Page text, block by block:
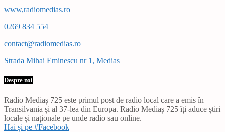
www,radiomedias.ro
0269 834 554
contact@radiomedias.ro
Strada Mihai Eminescu nr 1, Medias
Despre noi
Radio Mediaș 725 este primul post de radio local care a emis în
Transilvania și al 37-lea din Europa. Radio Mediaș 725 îți aduce știri
locale și naționale pe unde radio sau online.
Hai și pe #Facebook